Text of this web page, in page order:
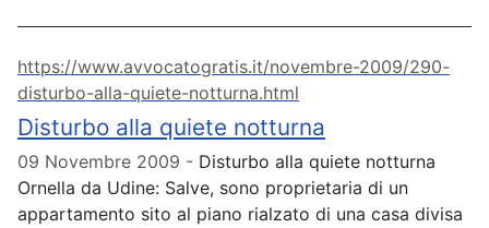
Disturbo alla quiete notturna
https://www.avvocatogratis.it/novembre-2009/290-
disturbo-alla-quiete-notturna.html
09 Novembre 2009
Disturbo alla quiete notturna
Ornella da Udine: Salve, sono proprietaria di un
appartamento sito al piano rialzato di una casa divisa